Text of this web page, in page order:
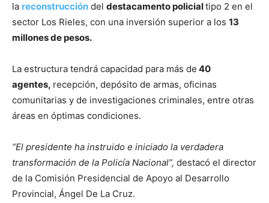
la reconstrucción del destacamento policialtipo 2 en el
sector Los Rieles, con una inversión superior a los 13
millones de pesos.
La estructura tendrá capacidad para más de 40
agentes, recepción, depósito de armas, oficinas
comunitarias y de investigaciones criminales, entre otras
áreas en óptimas condiciones.
“El presidente ha instruido e iniciado la verdadera
transformación de la Policía Nacional”, destacó el director
de la Comisión Presidencial de Apoyo al Desarrollo
Provincial, Ángel De La Cruz.